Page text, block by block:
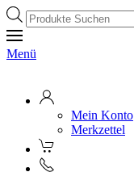
Products
search
Menü
Mein Konto
Merkzettel